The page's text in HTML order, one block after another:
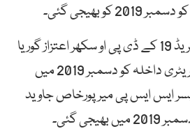
بھیجی گئی۔
اجلاس کو بتایا گیا کہ گریڈ 19 کے ڈی پی او سکھر اعتزاز گوریا
کے خلاف الزامات سیکریٹری داخلہ کو دسمبر 2019 میں
18 کے آفیسر ایس ایس پی میرپورخاص جاوید
گئی۔